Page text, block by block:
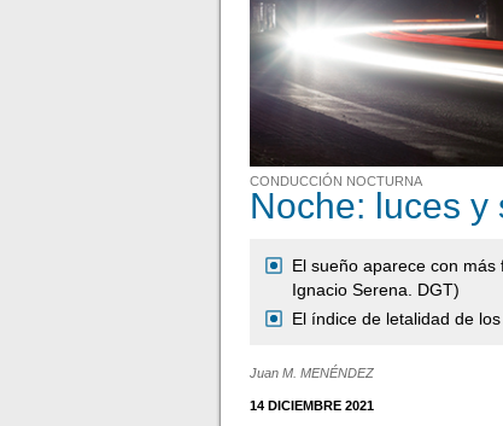
CONDUCCIÓN NOCTURNA
Noche: luces y
El sueño aparece con
Ignacio Serena. DGT)
El índice de letalidad de
Juan M. MENÉNDEZ
14 DICIEMBRE 2021